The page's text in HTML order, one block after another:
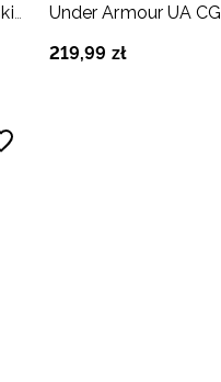
Under Armour UA CG
219,99 zł